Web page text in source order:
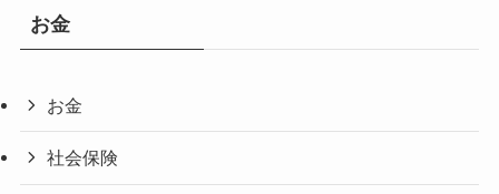
お金
お金
社会保険